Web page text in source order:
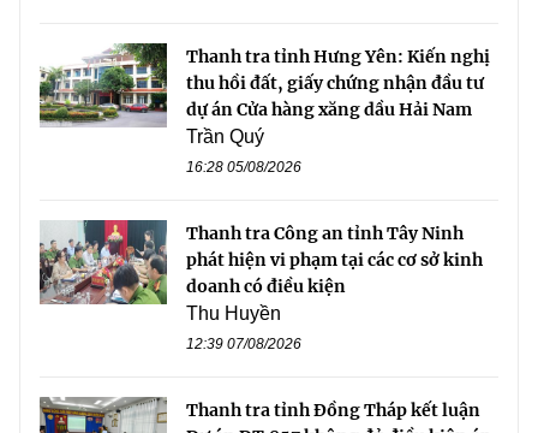
Thanh tra tỉnh Hưng Yên: Kiến nghị
thu hồi đất, giấy chứng nhận đầu tư
dự án Cửa hàng xăng dầu Hải Nam
Trần Quý
16:28 05/08/2026
Thanh tra Công an tỉnh Tây Ninh
phát hiện vi phạm tại các cơ sở kinh
doanh có điều kiện
Thu Huyền
12:39 07/08/2026
Thanh tra tỉnh Đồng Tháp kết luận